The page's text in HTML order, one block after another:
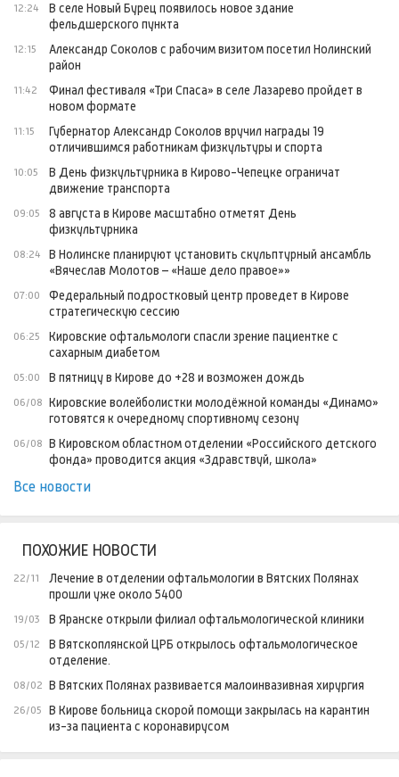
12:24
В селе Новый Бурец появилось новое здание
фельдшерского пункта
12:15
Александр Соколов с рабочим визитом посетил Нолинский
район
11:42
Финал фестиваля «Три Спаса» в селе Лазарево пройдет в
новом формате
11:15
Губернатор Александр Соколов вручил награды 19
отличившимся работникам физкультуры и спорта
10:05
В День физкультурника в Кирово-Чепецке ограничат
движение транспорта
09:05
8 августа в Кирове масштабно отметят День
физкультурника
08:24
В Нолинске планируют установить скульптурный ансамбль
«Вячеслав Молотов – «Наше дело правое»»
07:00
Федеральный подростковый центр проведет в Кирове
стратегическую сессию
06:25
Кировские офтальмологи спасли зрение пациентке с
сахарным диабетом
05:00 В пятницу в Кирове до +28 и возможен дождь
06/08 Кировские волейболистки молодёжной команды «Динамо»
готовятся к очередному спортивному сезону
06/08 В Кировском областном отделении «Российского детского
фонда» проводится акция «Здравствуй, школа»
Все новости
ПОХОЖИЕ НОВОСТИ
22/11
Лечение в отделении офтальмологии в Вятских Полянах
прошли уже около 5400
19/03 В Яранске открыли филиал офтальмологической клиники
05/12
В Вятскоплянской ЦРБ открылось офтальмологическое
отделение.
08/02 В Вятских Полянах развивается малоинвазивная хирургия
26/05
В Кирове больница скорой помощи закрылась на карантин
из-за пациента с коронавирусом